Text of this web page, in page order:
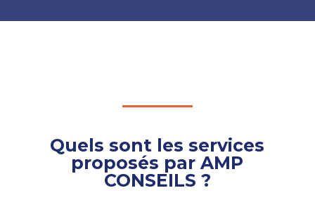
Quels sont les services
proposés par AMP
CONSEILS ?